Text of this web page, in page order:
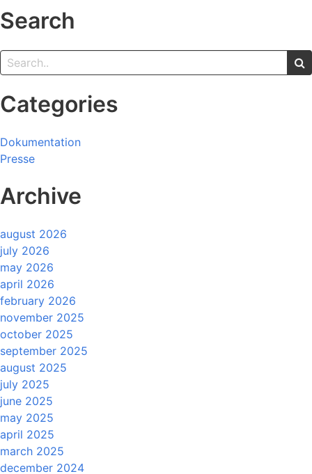
Search
Categories
Dokumentation
Presse
Archive
august 2026
july 2026
may 2026
april 2026
february 2026
november 2025
october 2025
september 2025
august 2025
july 2025
june 2025
may 2025
april 2025
march 2025
december 2024